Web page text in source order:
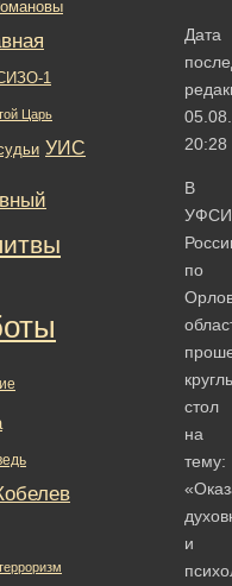
Дата
20:28
В
по
стол
на
тему:
и
1
Царь
УИС